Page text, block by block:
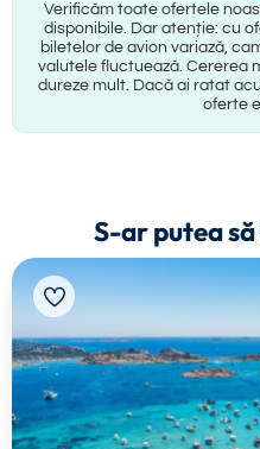
Verificăm toate ofertele
disponibile. Dar atenție: cu
biletelor de avion variază,
valutele fluctuează. Cererea
dureze mult. Dacă ai ratat
oferte
S-ar putea